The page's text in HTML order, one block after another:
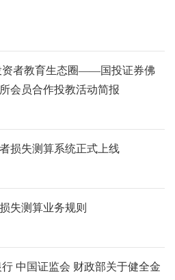
资者教育生态圈——国投证券佛
会员合作投教活动简报
损失测算系统正式上线
失测算业务规则
中国证监会 财政部关于健全金